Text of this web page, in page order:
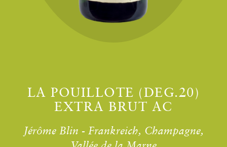
LA POUILLOTE (DEG.20)
EXTRA BRUT AC
Jérôme Blin - Frankreich, Champagne,